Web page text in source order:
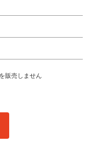
販売しません